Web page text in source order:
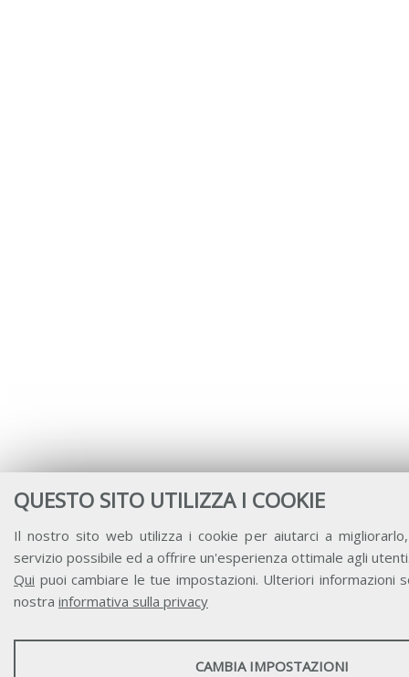
QUESTO SITO UTILIZZA I COOKIE
Il nostro sito web utilizza i cookie per aiutarci a
servizio possibile ed a offrire un'esperienza ottimale agli
Qui puoi cambiare le tue impostazioni. Ulteriori informazioni
nostra informativa sulla privacy
STATISTICHE
CAMBIA IMPOSTAZIONI